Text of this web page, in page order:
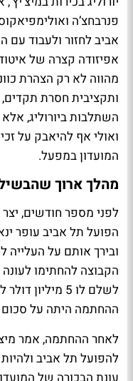
פנרבחצ’ה
אביב לחזור ולעבוד עם
אפיזודה קצרה של
מהווה לא רק הצהרת
ותקציבית חסרת
השתלבות ביורוליג, אלא
ואולי אף להיאבק על
המועדון במפעל.
מהלך ארוך
לפני מספר חודשים, יצר
הפועל תל אביב עופר
ובירך אותם על העלייה
הקבוצה להחתימו
לשלם לו 5
ההחתמה היתה על סכום
לאחר ההחתמה, אמר
להפועל תל אביב